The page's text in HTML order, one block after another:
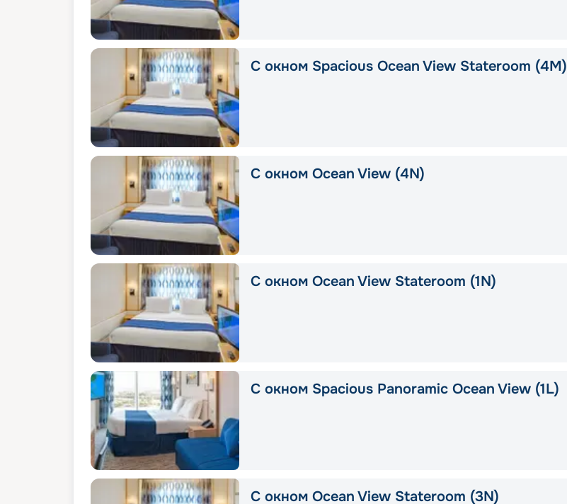
С окном Spacious Ocean View Stateroom (4M)
С окном Ocean View (4N)
С окном Ocean View Stateroom (1N)
С окном Spacious Panoramic Ocean View (1L)
С окном Ocean View Stateroom (3N)